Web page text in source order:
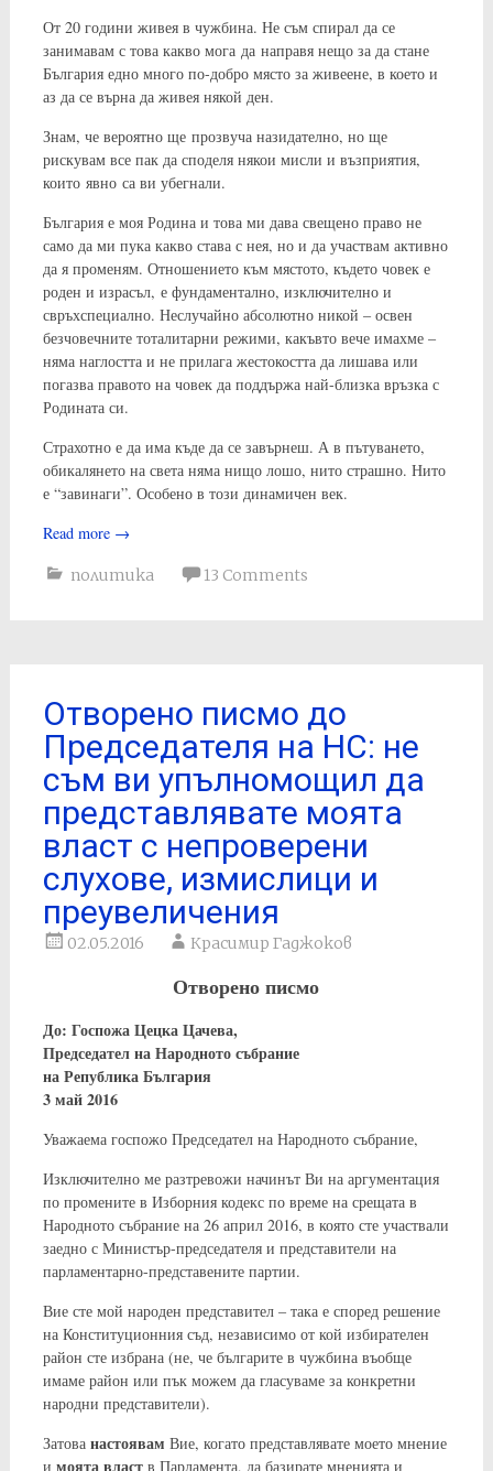
От 20 години живея в чужбина. Не съм спирал да се
занимавам с това какво мога да направя нещо за да стане
България едно много по-добро място за живеене, в което и
аз да се върна да живея някой ден.
Знам, че вероятно ще прозвуча назидателно, но ще
рискувам все пак да споделя някои мисли и възприятия,
които явно са ви убегнали.
България е моя Родина и това ми дава свещено право не
само да ми пука какво става с нея, но и да участвам активно
да я променям. Отношението към мястото, където човек е
роден и израсъл, е фундаментално, изключително и
свръхспециално. Неслучайно абсолютно никой – освен
безчовечните тоталитарни режими, какъвто вече имахме –
няма наглостта и не прилага жестокостта да лишава или
погазва правото на човек да поддържа най-близка връзка с
Родината си.
Страхотно е да има къде да се завърнеш. А в пътуването,
обикалянето на света няма нищо лошо, нито страшно. Нито
е “завинаги”. Особено в този динамичен век.
Read more →
политика 13 Comments
Отворено писмо до
Председателя на НС: не
съм ви упълномощил да
представлявате моята
власт с непроверени
слухове, измислици и
преувеличения
02.05.2016 Красимир Гаджоков
Отворено писмо
До: Госпожа Цецка Цачева,
Председател на Народното събрание
на Република България
3 май 2016
Уважаема госпожо Председател на Народното събрание,
Изключително ме разтревожи начинът Ви на аргументация
по промените в Изборния кодекс по време на срещата в
Народното събрание на 26 април 2016, в която сте участвали
заедно с Министър-председателя и представители на
парламентарно-представените партии.
Вие сте мой народен представител – така е според решение
на Конституционния съд, независимо от кой избирателен
район сте избрана (не, че българите в чужбина въобще
имаме район или пък можем да гласуваме за конкретни
народни представители).
Затова настоявам Вие, когато представлявате моето мнение
и моята власт в Парламента, да базирате мненията и